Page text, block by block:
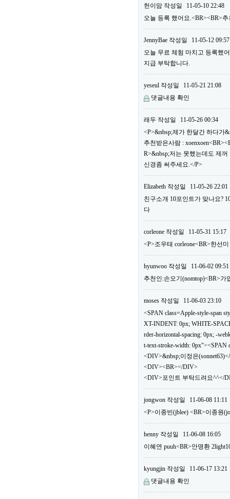
헌이맘 작성일
11-05-10 22:48
오늘 등록 했어요.<BR><BR>
JennyBae 작성일
11-05-12 09:57
오늘 무료 체험 마치고 등록했
지급 부탁합니다.
yeseul 작성일
11-05-21 21:08
댓글내용 확인
래두 작성일
11-05-26 00:34
<P>&nbsp;제가 한달간 하다가
추천받은사람 :
R>&nbsp;저는 못했는데도 제
신경좀 써주세요.</P>
Elizabeth 작성일
11-05-26 22:01
친구소개 10포인트가 맞나요?
다
corleone 작성일
11-05-31 15:17
<P>조우태 corleone<BR>한선
hyunwoo 작성일
11-06-02 09:51
추천인:손오기(nomtop)<BR>
moses 작성일
11-06-03 23:10
<SPAN class=Apple-style-span
XT-INDENT: 0px; WHITE-
rder-horizontal-spacing: 0px; -
t-text-stroke-width: 0px"><SPAN
<DIV>&nbsp;이정은
<DIV><BR></DIV>
<DIV>포인트 부탁드려요^^</
jongwon 작성일
11-06-08 11:11
<P>이종빈(jblee) <BR>이종원
henny 작성일
11-06-08 16:05
이혜연 puuh<BR>안명환
kyungjin 작성일
11-06-17 13:21
댓글내용 확인